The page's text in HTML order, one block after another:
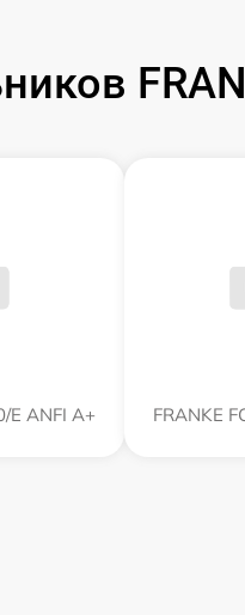
E ANFI A+ FRANKE